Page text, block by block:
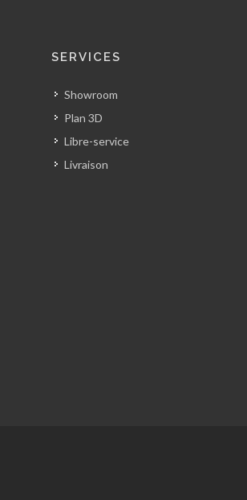
SERVICES
Showroom
Plan 3D
Libre-service
Livraison